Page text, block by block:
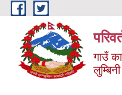
Skip to main content
गाउँ